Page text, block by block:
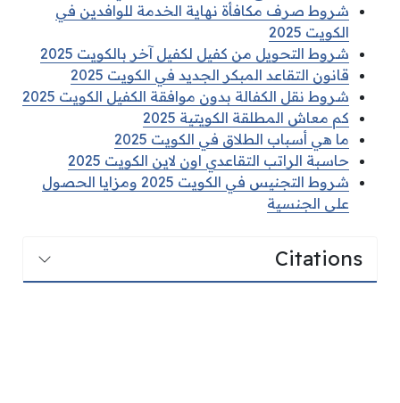
شروط صرف مكافأة نهاية الخدمة للوافدين في
الكويت 2025
شروط التحويل من كفيل لكفيل آخر بالكويت 2025
قانون التقاعد المبكر الجديد في الكويت 2025
شروط نقل الكفالة بدون موافقة الكفيل الكويت 2025
كم معاش المطلقة الكويتية 2025
ما هي أسباب الطلاق في الكويت 2025
حاسبة الراتب التقاعدي اون لاين الكويت 2025
شروط التجنيس في الكويت 2025 ومزايا الحصول
على الجنسية
Citations